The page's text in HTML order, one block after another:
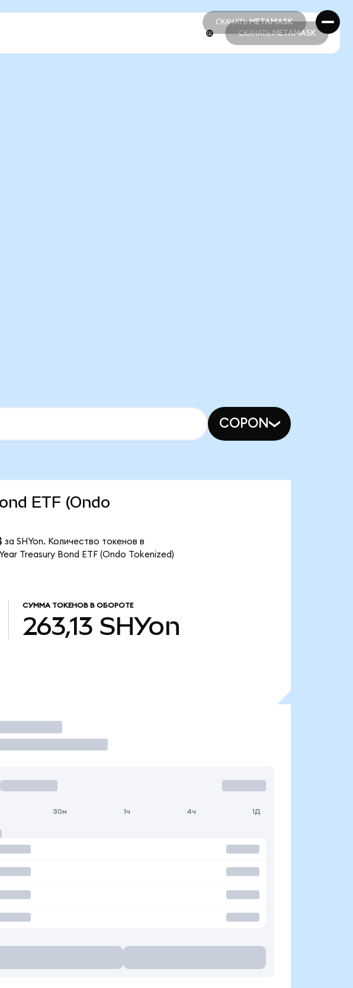
СКАЧАТЬ METAMASK
СКАЧАТЬ METAMASK
СКАЧАТЬ METAMASK
COPON
ETF (Ondo
SHYon. Количество токенов в
Treasury Bond ETF (Ondo Tokenized)
СУММА ТОКЕНОВ В ОБОРОТЕ
263,13 SHYon
30м 1ч 4ч 1Д